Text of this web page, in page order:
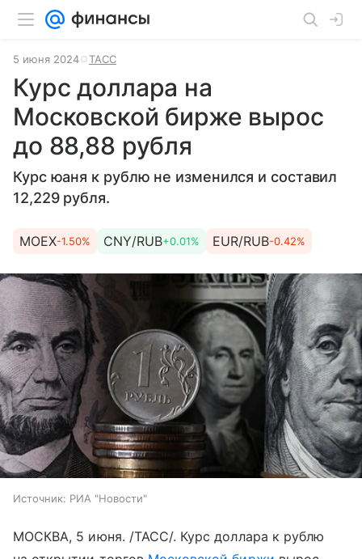
5 июня 2024 ТАСС
Курс доллара на
Московской бирже вырос
до 88,88 рубля
Курс юаня к рублю не изменился и составил
12,229 рубля.
MOEX-1.50% CNY/RUB+0.01% EUR/RUB-0.42%
Источник: РИА "Новости"
МОСКВА, 5 июня. /ТАСС/. Курс доллара к рублю